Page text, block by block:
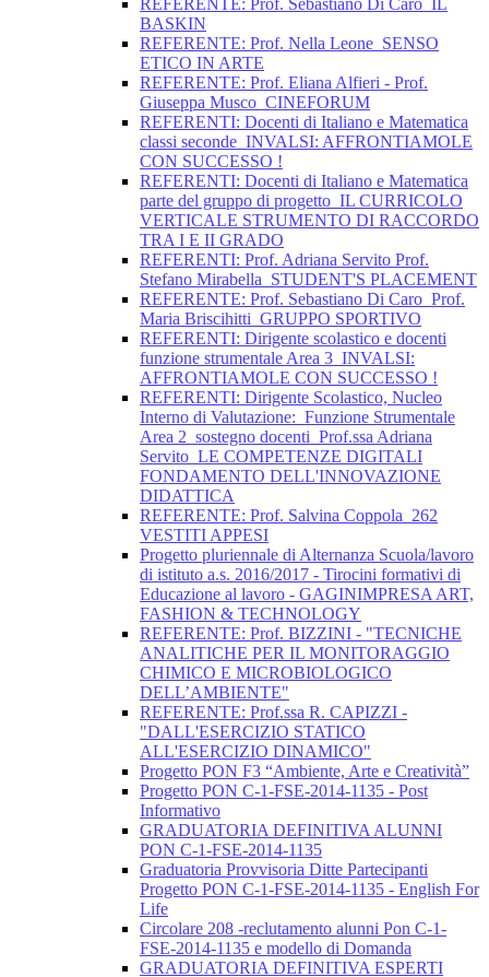
REFERENTE: Prof. Sebastiano Di Caro_IL
BASKIN
REFERENTE: Prof. Nella Leone_SENSO
ETICO IN ARTE
REFERENTE: Prof. Eliana Alfieri - Prof.
Giuseppa Musco_CINEFORUM
REFERENTI: Docenti di Italiano e Matematica
classi seconde_INVALSI: AFFRONTIAMOLE
CON SUCCESSO !
REFERENTI: Docenti di Italiano e Matematica
parte del gruppo di progetto_IL CURRICOLO
VERTICALE STRUMENTO DI RACCORDO
TRA I E II GRADO
REFERENTI: Prof. Adriana Servito Prof.
Stefano Mirabella_STUDENT'S PLACEMENT
REFERENTE: Prof. Sebastiano Di Caro_Prof.
Maria Briscihitti_GRUPPO SPORTIVO
REFERENTI: Dirigente scolastico e docenti
funzione strumentale Area 3_INVALSI:
AFFRONTIAMOLE CON SUCCESSO !
REFERENTI: Dirigente Scolastico, Nucleo
Interno di Valutazione:_Funzione Strumentale
Area 2_sostegno docenti_Prof.ssa Adriana
Servito_LE COMPETENZE DIGITALI
FONDAMENTO DELL'INNOVAZIONE
DIDATTICA
REFERENTE: Prof. Salvina Coppola_262
VESTITI APPESI
Progetto pluriennale di Alternanza Scuola/lavoro
di istituto a.s. 2016/2017 - Tirocini formativi di
Educazione al lavoro - GAGINIMPRESA ART,
FASHION & TECHNOLOGY
REFERENTE: Prof. BIZZINI - "TECNICHE
ANALITICHE PER IL MONITORAGGIO
CHIMICO E MICROBIOLOGICO
DELL’AMBIENTE"
REFERENTE: Prof.ssa R. CAPIZZI -
"DALL'ESERCIZIO STATICO
ALL'ESERCIZIO DINAMICO"
Progetto PON F3 “Ambiente, Arte e Creatività”
Progetto PON C-1-FSE-2014-1135 - Post
Informativo
GRADUATORIA DEFINITIVA ALUNNI
PON C-1-FSE-2014-1135
Graduatoria Provvisoria Ditte Partecipanti
Progetto PON C-1-FSE-2014-1135 - English For
Life
Circolare 208 -reclutamento alunni Pon C-1-
FSE-2014-1135 e modello di Domanda
GRADUATORIA DEFINITIVA ESPERTI